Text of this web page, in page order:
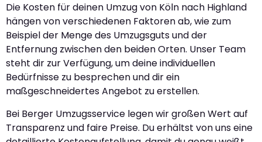
Die Kosten für deinen Umzug von Köln nach Highland
hängen von verschiedenen Faktoren ab, wie zum
Beispiel der Menge des Umzugsguts und der
Entfernung zwischen den beiden Orten. Unser Team
steht dir zur Verfügung, um deine individuellen
Bedürfnisse zu besprechen und dir ein
maßgeschneidertes Angebot zu erstellen.
Bei Berger Umzugsservice legen wir großen Wert auf
Transparenz und faire Preise. Du erhältst von uns eine